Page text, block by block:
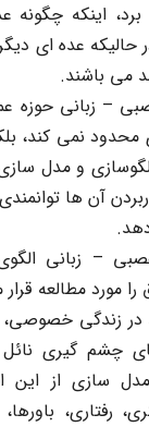
اینکه چگونه
عده ای
می باشند.
– زبانی حوزه
محدود نمی کند،
و مدل
آن ها
– زبانی
مورد مطالعه
در زندگی
چشم گیری نائل
سازی از این
رفتاری،